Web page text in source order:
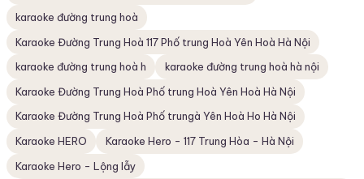
karaoke đường trung hoà
Karaoke Đường Trung Hoà 117 Phố trung Hoà Yên Hoà Hà Nội
karaoke đường trung hoà h
karaoke đường trung hoà hà nội
Karaoke Đường Trung Hoà Phố trung Hoà Yên Hoà Hà Nội
Karaoke Đường Trung Hoà Phố trungà Yên Hoà Ho Hà Nội
Karaoke HERO
Karaoke Hero - 117 Trung Hòa - Hà Nội
Karaoke Hero - Lộng lẫy